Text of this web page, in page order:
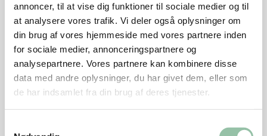
annoncer, til at vise dig funktioner til sociale medier og til
at analysere vores trafik. Vi deler også oplysninger om
din brug af vores hjemmeside med vores partnere inden
for sociale medier, annonceringspartnere og
analysepartnere. Vores partnere kan kombinere disse
data med andre oplysninger, du har givet dem, eller som
de har indsamlet fra din brug af deres tjenester.
Energifordeling og -indhold pr. person
Protein 22%
Kulhydrat 55%
Fedt 18%
Kostfibre 2%
Andet 3%
732 kJ – 175 kcal